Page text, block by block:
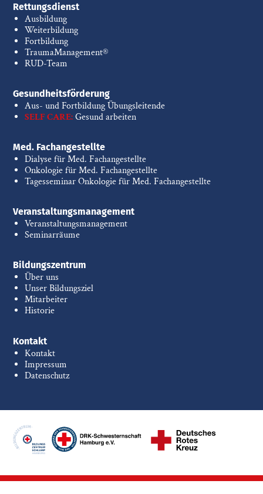
Rettungsdienst
Ausbildung
Weiterbildung
Fortbildung
TraumaManagement®
RUD-Team
Gesundheitsförderung
Aus- und Fortbildung Übungsleitende
SELF CARE:Gesund arbeiten
Med. Fachangestellte
Dialyse für Med. Fachangestellte
Onkologie für Med. Fachangestellte
Tagesseminar Onkologie für Med. Fachangestellte
Veranstaltungsmanagement
Veranstaltungsmanagement
Seminarräume
Bildungszentrum
Über uns
Unser Bildungsziel
Mitarbeiter
Historie
Kontakt
Kontakt
Impressum
Datenschutz